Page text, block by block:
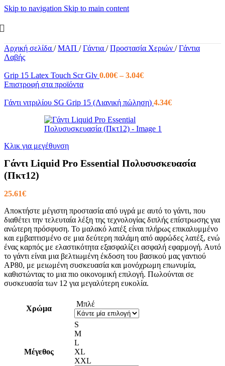
Skip to navigation Skip to main content
Αρχική σελίδα / ΜΑΠ / Γάντια / Προστασία Χεριών / Γάντια
Λαβής
Grip 15 Latex Touch Scr Glv 0.00€ – 3.04€Price
through
Επιστροφή στα προϊόντα
Γάντι νιτριλίου SG Grip 15 (Λιανική πώληση) 4.34€
Κλικ για μεγέθυνση
Γάντι Liquid Pro Essential Πολυσυσκευασία
(Πκτ12)
25.61€
Αποκτήστε μέγιστη προστασία από υγρά με αυτό το γάντι, που
διαθέτει την τελευταία λέξη της τεχνολογίας διπλής επίστρωσης για
ανώτερη πρόσφυση. Το μαλακό λατέξ είναι πλήρως επικαλυμμένο
και εμβαπτισμένο σε μια δεύτερη παλάμη από αφρώδες λατέξ, ενώ
ένας καρπός με ελαστικότητα εξασφαλίζει ασφαλή εφαρμογή. Αυτό
το γάντι είναι μια βελτιωμένη έκδοση του βασικού μας γαντιού
AP80, με μειωμένη συσκευασία και μονόχρωμη επωνυμία,
καθιστώντας το μια πιο οικονομική επιλογή. Πωλούνται σε
συσκευασία των 12 για μεγαλύτερη ευκολία.
Χρώμα
Μπλέ
Μέγεθος
S
M
L
XL
XXL